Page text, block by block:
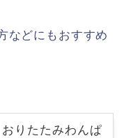
などにもおすすめ
りたたみわんぱ